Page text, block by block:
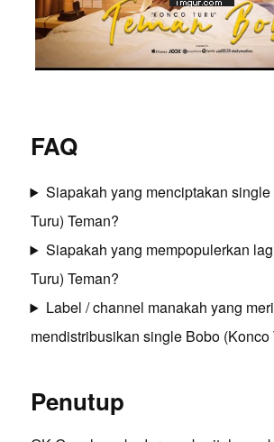
FAQ
Siapakah yang menciptakan
Turu) Teman?
Siapakah yang mempopulerkan
Turu) Teman?
Label / channel manakah yang
mendistribusikan single Bobo (Konco
Penutup